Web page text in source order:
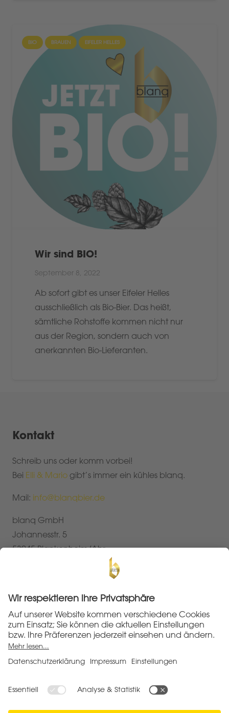
BIO BRAUEN EIFELER HELLES
Wir sind BIO!
September 8, 2022
Ab sofort gibt es unser Eifeler Helles
ausschließlich als Bio-Bier. Das heißt,
sämtliche Rohstoffe kommen nicht nur
aus der Region, sondern auch von
anerkannten Bio-Lieferanten.
Kontakt
Schreib uns oder komm vorbei!
Bei Elli & Mario gibt’s immer ein kühles blanq.
Mail: info@blanqbier.de
blanq GmbH
Johannesstr. 5
53945 Blankenheim/Ahr
Allgemeine Geschäftsbedingungen
Widerruf